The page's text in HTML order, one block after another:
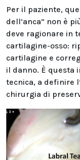
Per il paziente,
dell’anca” non è
deve ragionare in
cartilagine-osso:
cartilagine e
il danno. È questa
tecnica, a definire
chirurgia di